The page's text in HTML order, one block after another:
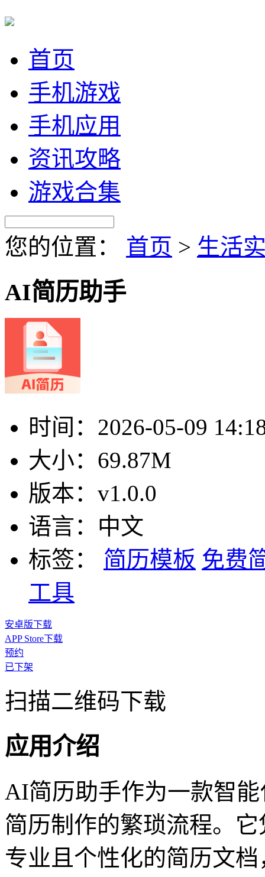
首页
手机游戏
手机应用
资讯攻略
游戏合集
您的位置： 首页 > 生活
AI简历助手
时间： 2026-05-09
大小： 69.87M
版本： v1.0.0
语言： 中文
标签：
简历模板 免费
工具
安卓版下载
APP Store下载
预约
已下架
扫描二维码下载
应用介绍
AI简历助手作为一款智
简历制作的繁琐流程。
专业且个性化的简历文